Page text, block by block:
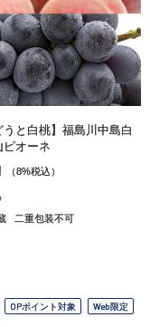
うと白桃】福島川中島白
ピオーネ
（8%税込）
二重包装不可
OPポイント対象
Web限定